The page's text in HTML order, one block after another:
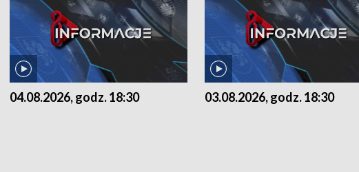
04.08.2026, godz. 18:30 03.08.2026, godz. 18:30